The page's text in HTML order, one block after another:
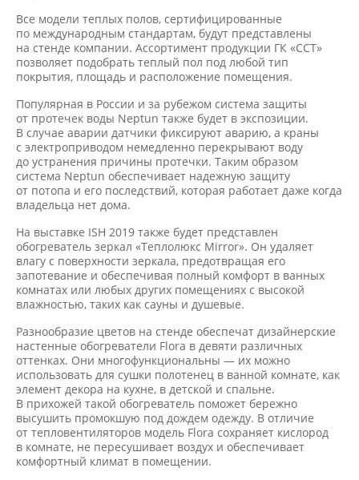
Все модели теплых полов, сертифицированные
по международным стандартам, будут представлены
на стенде компании. Ассортимент продукции ГК «ССТ»
позволяет подобрать теплый пол под любой тип
покрытия, площадь и расположение помещения.
Популярная в России и за рубежом система защиты
от протечек воды Neptun также будет в экспозиции.
В случае аварии датчики фиксируют аварию, а краны
с электроприводом немедленно перекрывают воду
до устранения причины протечки. Таким образом
система Neptun обеспечивает надежную защиту
от потопа и его последствий, которая работает даже когда
владельца нет дома.
На выставке ISH 2019 также будет представлен
обогреватель зеркал «Теплолюкс Mirror». Он удаляет
влагу с поверхности зеркала, предотвращая его
запотевание и обеспечивая полный комфорт в ванных
комнатах или любых других помещениях с высокой
влажностью, таких как сауны и душевые.
Разнообразие цветов на стенде обеспечат дизайнерские
настенные обогреватели Flora в девяти различных
оттенках. Они многофункциональны — их можно
использовать для сушки полотенец в ванной комнате, как
элемент декора на кухне, в детской и спальне.
В прихожей такой обогреватель поможет бережно
высушить промокшую под дождем одежду. В отличие
от тепловентиляторов модель Flora сохраняет кислород
в комнате, не пересушивает воздух и обеспечивает
комфортный климат в помещении.